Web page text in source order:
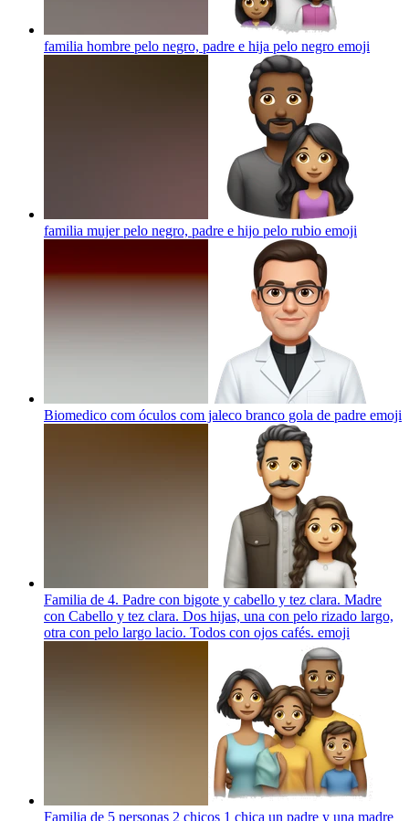
familia hombre pelo negro, padre e hija pelo negro emoji
familia mujer pelo negro, padre e hijo pelo rubio emoji
Biomedico com óculos com jaleco branco gola de padre emoji
Familia de 4. Padre con bigote y cabello y tez clara. Madre
con Cabello y tez clara. Dos hijas, una con pelo rizado largo,
otra con pelo largo lacio. Todos con ojos cafés. emoji
Familia de 5 personas 2 chicos 1 chica un padre y una madre